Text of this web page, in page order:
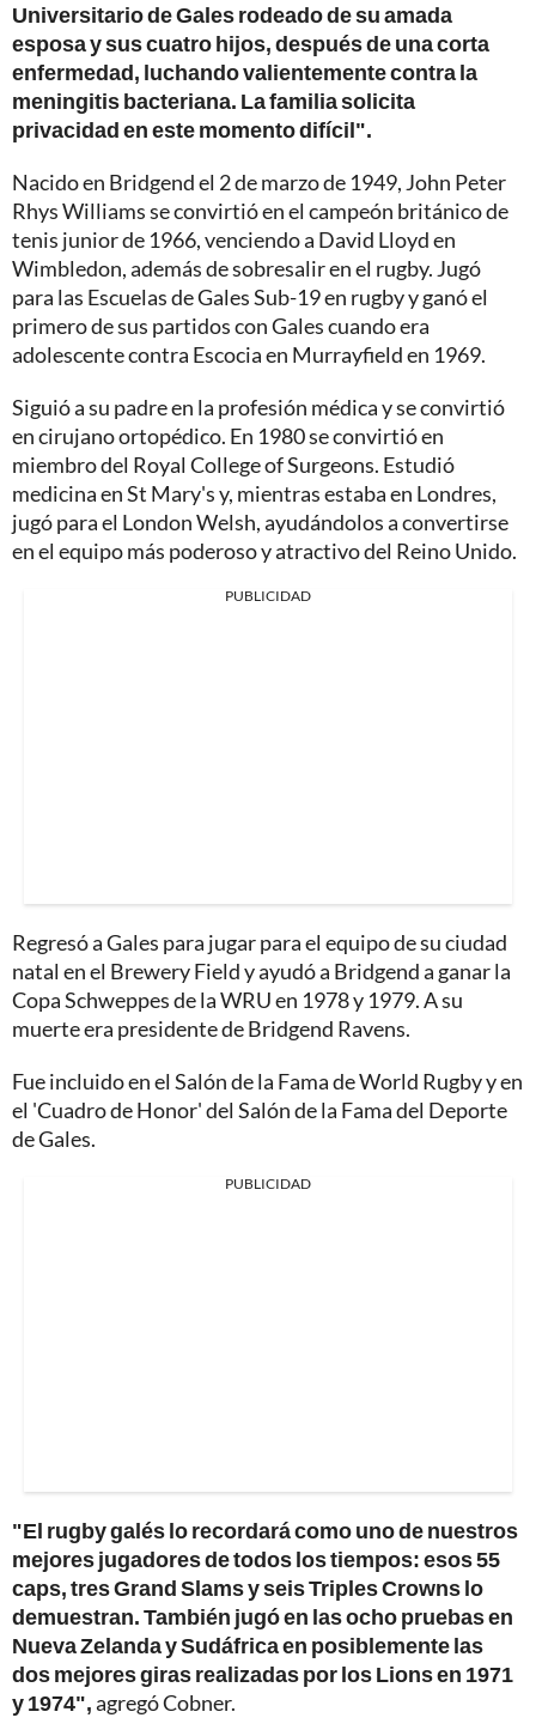
Universitario de Gales rodeado de su amada
esposa y sus cuatro hijos, después de una corta
enfermedad, luchando valientemente contra la
meningitis bacteriana. La familia solicita
privacidad en este momento difícil".
Nacido en Bridgend el 2 de marzo de 1949, John Peter
Rhys Williams se convirtió en el campeón británico de
tenis junior de 1966, venciendo a David Lloyd en
Wimbledon, además de sobresalir en el rugby. Jugó
para las Escuelas de Gales Sub-19 en rugby y ganó el
primero de sus partidos con Gales cuando era
adolescente contra Escocia en Murrayfield en 1969.
Siguió a su padre en la profesión médica y se convirtió
en cirujano ortopédico. En 1980 se convirtió en
miembro del Royal College of Surgeons. Estudió
medicina en St Mary's y, mientras estaba en Londres,
jugó para el London Welsh, ayudándolos a convertirse
en el equipo más poderoso y atractivo del Reino Unido.
PUBLICIDAD
Regresó a Gales para jugar para el equipo de su ciudad
natal en el Brewery Field y ayudó a Bridgend a ganar la
Copa Schweppes de la WRU en 1978 y 1979. A su
muerte era presidente de Bridgend Ravens.
Fue incluido en el Salón de la Fama de World Rugby y en
el 'Cuadro de Honor' del Salón de la Fama del Deporte
de Gales.
PUBLICIDAD
"El rugby galés lo recordará como uno de nuestros
mejores jugadores de todos los tiempos: esos 55
caps, tres Grand Slams y seis Triples Crowns lo
demuestran. También jugó en las ocho pruebas en
Nueva Zelanda y Sudáfrica en posiblemente las
dos mejores giras realizadas por los Lions en 1971
y 1974",agregó Cobner.